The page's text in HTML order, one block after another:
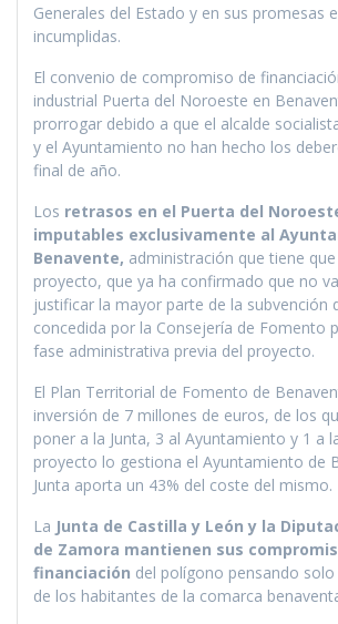
Generales del Estado y en sus promesas
incumplidas.
El convenio de compromiso de
industrial Puerta del Noroeste en
prorrogar debido a que el alcalde
y el Ayuntamiento no han hecho los
final de año.
Los retrasos en el Puerta del
imputables exclusivamente al
Benavente, administración que tiene
proyecto, que ya ha confirmado que no
justificar la mayor parte de la subvención
concedida por la Consejería de Fomento
fase administrativa previa del proyecto.
El Plan Territorial de Fomento de
inversión de 7 millones de euros, de los
poner a la Junta, 3 al Ayuntamiento y 1 a
proyecto lo gestiona el Ayuntamiento de
Junta aporta un 43% del coste del mismo.
La Junta de Castilla y León y la
de Zamora mantienen sus
financiación del polígono pensando
de los habitantes de la comarca